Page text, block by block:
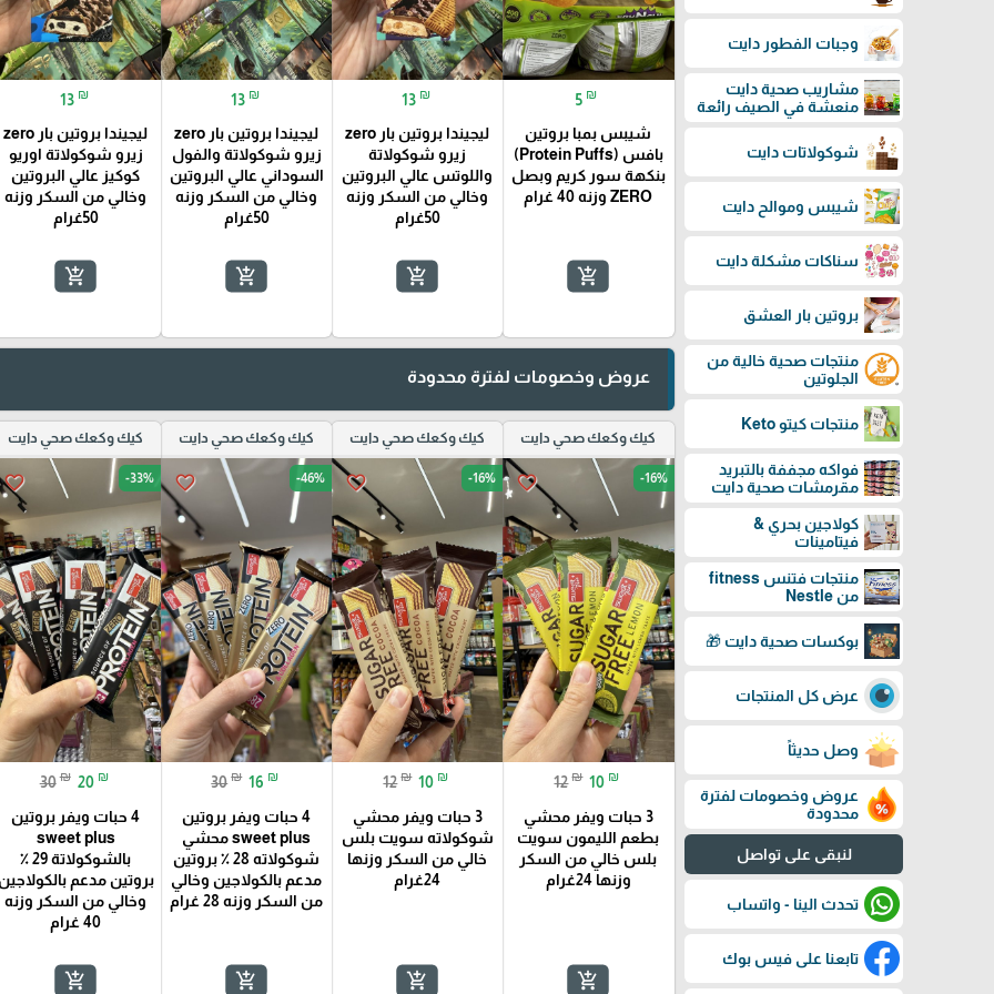
وجبات الفطور دايت
مشاريب صحية دايت
منعشة في الصيف رائعة
شوكولاتات دايت
شيبس وموالح دايت
سناكات مشكلة دايت
بروتين بار العشق
منتجات صحية خالية من
الجلوتين
منتجات كيتو Keto
فواكه مجففة بالتبريد
مقرمشات صحية دايت
كولاجين بحري &
فيتامينات
منتجات فتنس fitness
من Nestle
بوكسات صحية دايت 🎁
عرض كل المنتجات
وصل حديثاً
عروض وخصومات لفترة
محدودة
لنبقى على تواصل
تحدث الينا - واتساب
تابعنا على فيس بوك
5 ₪
شيبس بمبا بروتين
بافس (Protein Puffs)
بنكهة سور كريم وبصل
ZERO وزنه 40 غرام
add_shopping_cart
13 ₪
ليجيندا بروتين بار zero
زيرو شوكولاتة
واللوتس عالي البروتين
وخالي من السكر وزنه
50غرام
add_shopping_cart
13 ₪
ليجيندا بروتين بار zero
زيرو شوكولاتة والفول
السوداني عالي البروتين
وخالي من السكر وزنه
50غرام
add_shopping_cart
13 ₪
ليجيندا بروتين بار zero
زيرو شوكولاتة اوريو
كوكيز عالي البروتين
وخالي من السكر وزنه
50غرام
add_shopping_cart
عروض وخصومات لفترة محدودة
كيك وكعك صحي دايت
favorite_border -16%
12 ₪ 10 ₪
3 حبات ويفر محشي
بطعم الليمون سويت
بلس خالي من السكر
وزنها 24غرام
add_shopping_cart
كيك وكعك صحي دايت
favorite_border -16%
12 ₪ 10 ₪
3 حبات ويفر محشي
شوكولاته سويت بلس
خالي من السكر وزنها
24غرام
add_shopping_cart
كيك وكعك صحي دايت
favorite_border -46%
30 ₪ 16 ₪
4 حبات ويفر بروتين
sweet plus محشي
شوكولاته 28 ٪؜ بروتين
مدعم بالكولاجين وخالي
من السكر وزنه 28 غرام
add_shopping_cart
كيك وكعك صحي دايت
favorite_border -33%
30 ₪ 20 ₪
4 حبات ويفر بروتين
sweet plus
بالشوكولاتة 29 ٪؜
بروتين مدعم
وخالي من السكر وزنه
40 غرام
add_shopping_cart